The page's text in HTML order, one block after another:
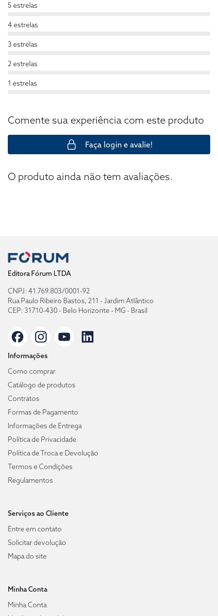
5 estrelas
4 estrelas
3 estrelas
2 estrelas
1 estrelas
Comente sua experiência com este produto
Faça login e avalie!
O produto ainda não tem avaliações.
Editora Fórum LTDA
CNPJ: 41.769.803/0001-92
Rua Paulo Ribeiro Bastos, 211 - Jardim Atlântico
CEP: 31710-430 - Belo Horizonte - MG - Brasil
Informações
Como comprar
Catálogo de produtos
Contratos
Formas de Pagamento
Informações de Entrega
Política de Privacidade
Política de Troca e Devolução
Termos e Condições
Regulamentos
Serviços ao Cliente
Entre em contato
Solicitar devolução
Mapa do site
Minha Conta
Minha Conta